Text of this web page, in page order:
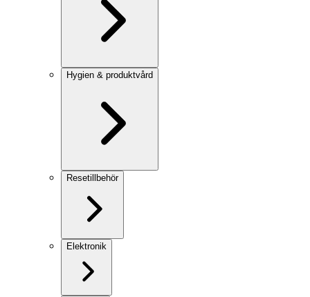
Hygien & produktvård
Resetillbehör
Elektronik